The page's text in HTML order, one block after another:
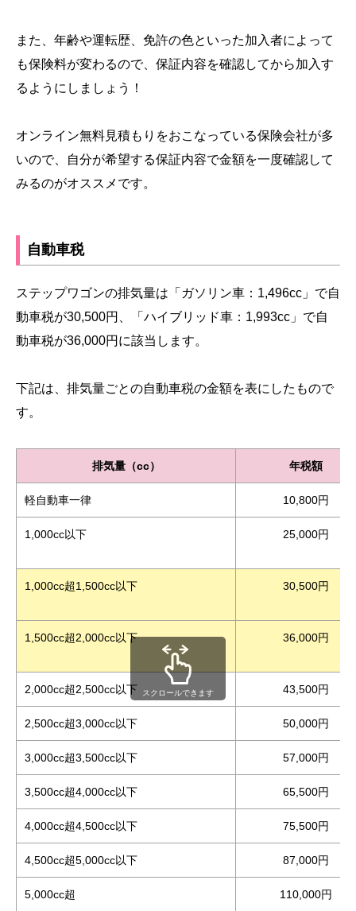
また、年齢や運転歴、免許の色といった加入者によって
も保険料が変わるので、保証内容を確認してから加入す
るようにしましょう！
オンライン無料見積もりをおこなっている保険会社が多
いので、自分が希望する保証内容で金額を一度確認して
みるのがオススメです。
自動車税
ステップワゴンの排気量は「ガソリン車：1,496cc」で自
動車税が30,500円、「ハイブリッド車：1,993cc」で自
動車税が36,000円に該当します。
下記は、排気量ごとの自動車税の金額を表にしたもので
す。
排気量（cc） 年税額
軽自動車一律 10,800円
1,000cc以下 25,000円
1,000cc超1,500cc以下 30,500円
1,500cc超2,000cc以下 36,000円
2,000cc超2,500cc以下 43,500円
2,500cc超3,000cc以下 50,000円
3,000cc超3,500cc以下 57,000円
3,500cc超4,000cc以下 65,500円
4,000cc超4,500cc以下 75,500円
4,500cc超5,000cc以下 87,000円
5,000cc超 110,000円
スクロールできます